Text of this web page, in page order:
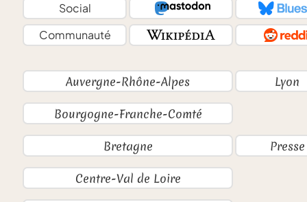
Social
Communauté
Auvergne-Rhône-Alpes Lyon
Bourgogne-Franche-Comté
Bretagne Presse
Centre-Val de Loire